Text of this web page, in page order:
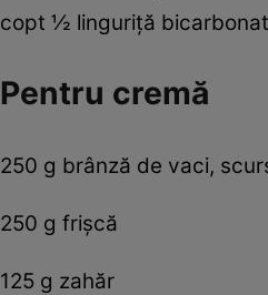
copt ½ linguriţă
Pentru cremă
250 g brânză de vaci,
250 g frişcă
125 g zahăr